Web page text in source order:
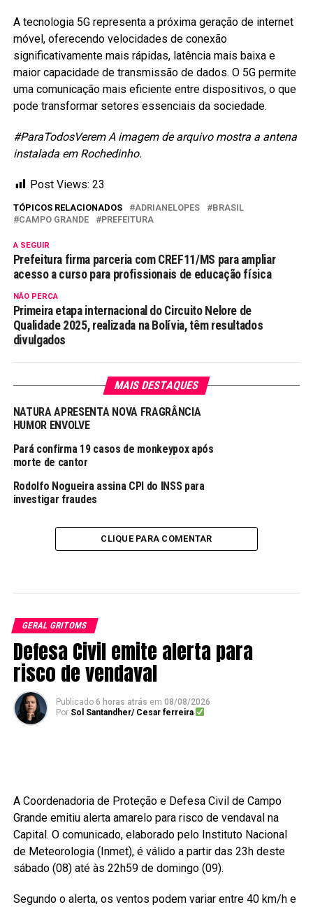
A tecnologia 5G representa a próxima geração de internet
móvel, oferecendo velocidades de conexão
significativamente mais rápidas, latência mais baixa e
maior capacidade de transmissão de dados. O 5G permite
uma comunicação mais eficiente entre dispositivos, o que
pode transformar setores essenciais da sociedade.
#ParaTodosVerem A imagem de arquivo mostra a antena
instalada em Rochedinho.
Post Views: 23
TÓPICOS RELACIONADOS ADRIANELOPES
BRASIL
CAMPO GRANDE
PREFEITURA
A SEGUIR
Prefeitura firma parceria com CREF11/MS para ampliar
acesso a curso para profissionais de educação física
NÃO PERCA
Primeira etapa internacional do Circuito Nelore de
Qualidade 2025, realizada na Bolívia, têm resultados
divulgados
MAIS DESTAQUES
NATURA APRESENTA NOVA FRAGRÂNCIA
HUMOR ENVOLVE
Pará confirma 19 casos de monkeypox após
morte de cantor
Rodolfo Nogueira assina CPI do INSS para
investigar fraudes
CLIQUE PARA COMENTAR
GERAL GRITOMS
Defesa Civil emite alerta para
risco de vendaval
Publicado 6 horas atrás em 08/08/2026
Por Sol Santandher/ Cesar ferreira
A Coordenadoria de Proteção e Defesa Civil de Campo
Grande emitiu alerta amarelo para risco de vendaval na
Capital. O comunicado, elaborado pelo Instituto Nacional
de Meteorologia (Inmet), é válido a partir das 23h deste
sábado (08) até às 22h59 de domingo (09).
Segundo o alerta, os ventos podem variar entre 40 km/h e